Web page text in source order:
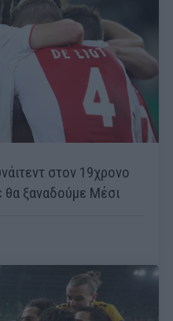
στον 19χρονο
θα ξαναδούμε Μέσι